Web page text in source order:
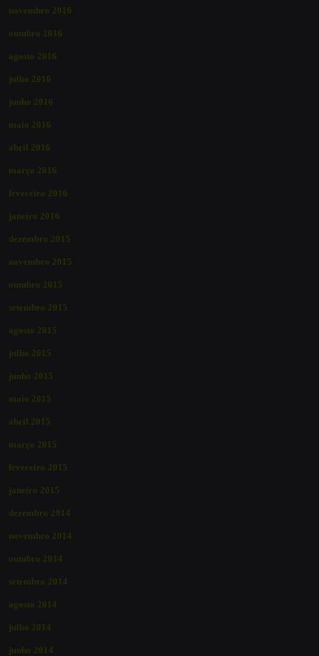
novembro 2016
outubro 2016
agosto 2016
julho 2016
junho 2016
maio 2016
abril 2016
março 2016
fevereiro 2016
janeiro 2016
dezembro 2015
novembro 2015
outubro 2015
setembro 2015
agosto 2015
julho 2015
junho 2015
maio 2015
abril 2015
março 2015
fevereiro 2015
janeiro 2015
dezembro 2014
novembro 2014
outubro 2014
setembro 2014
agosto 2014
julho 2014
junho 2014